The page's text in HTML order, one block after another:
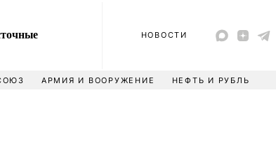
НОВОСТИ
АРМИЯ И ВООРУЖЕНИЕ НЕФТЬ И РУБЛЬ